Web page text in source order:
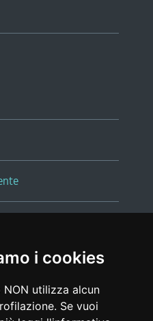
i cookies
NON utilizza alcun
Se vuoi
|glossario